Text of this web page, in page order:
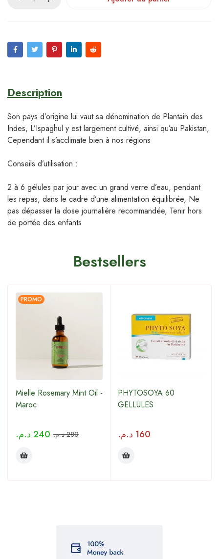
Description
Son pays d’origine lui vaut sa dénomination de Plantain des
Indes, L’Ispaghul y est largement cultivé, ainsi qu’au Pakistan,
Cependant il s’acclimate bien à nos régions
Conseils d’utilisation :
2 à 6 gélules par jour avec un grand verre d’eau, pendant
les repas, dans le cadre d’une alimentation équilibrée, Ne
pas dépasser la dose journalière recommandée, Tenir hors
de portée des enfants
Bestsellers
PROMO
Mielle Rosemary Mint Oil -
Maroc
280 د.م. 240 د.م.
PHYTOSOYA 60
GELLULES
160 د.م.